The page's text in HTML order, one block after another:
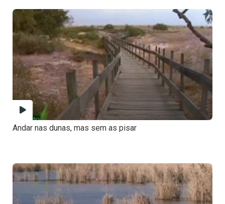
Andar nas dunas, mas sem as pisar